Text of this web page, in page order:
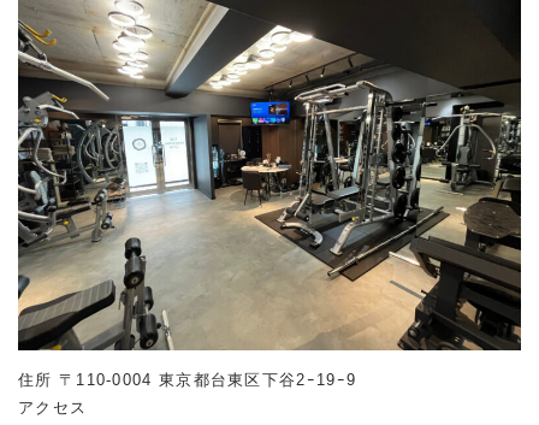
住所 〒110-0004 東京都台東区下谷2ｰ19ｰ9
アクセス